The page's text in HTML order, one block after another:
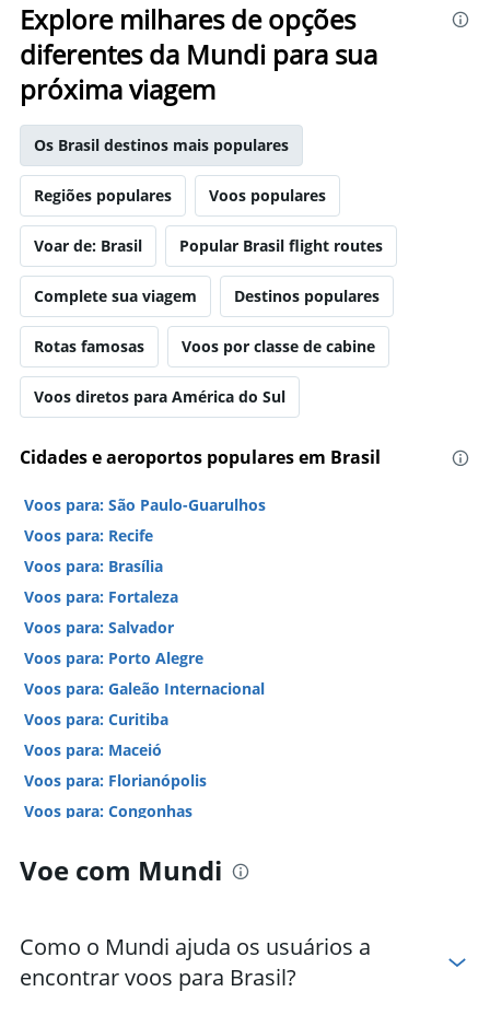
Explore milhares de opções
diferentes da Mundi para sua
próxima viagem
Os Brasil destinos mais populares
Regiões populares Voos populares
Voar de: Brasil Popular Brasil flight routes
Complete sua viagem Destinos populares
Rotas famosas Voos por classe de cabine
Voos diretos para América do Sul
Cidades e aeroportos populares em Brasil
Voos para: São Paulo-Guarulhos
Voos para: Recife
Voos para: Brasília
Voos para: Fortaleza
Voos para: Salvador
Voos para: Porto Alegre
Voos para: Galeão Internacional
Voos para: Curitiba
Voos para: Maceió
Voos para: Florianópolis
Voos para: Congonhas
Voos para: Goiânia
Voos para: Belo Horizonte
Voos para: João Pessoa
Voe com Mundi
Como o Mundi ajuda os usuários a
encontrar voos para Brasil?